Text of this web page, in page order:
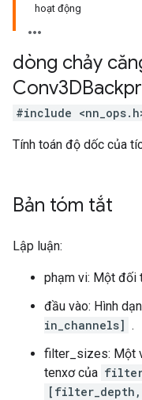
hoạt động
dòng chảy
#include
Tính toán độ dốc của
Bản tóm tắt
Lập luận:
phạm vi: Một đối
đầu vào: Hình
in_channels] .
filter_sizes: Một
tenxơ của